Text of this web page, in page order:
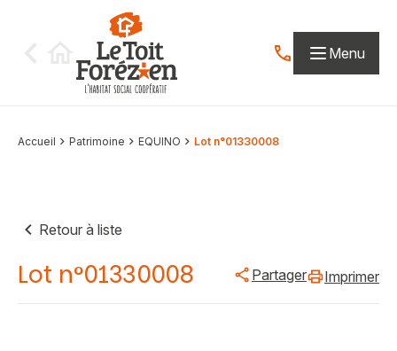
Contactez-nous
Menu
Accueil Patrimoine EQUINO Lot n°01330008
Retour à liste
Lot n°01330008 Partager Imprimer